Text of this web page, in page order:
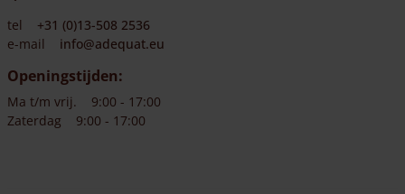
tel
+31 (0)13-508 2536
e-mail
info@adequat.eu
Openingstijden:
Ma t/m vrij.
9:00 - 17:00
Zaterdag
9:00 - 17:00